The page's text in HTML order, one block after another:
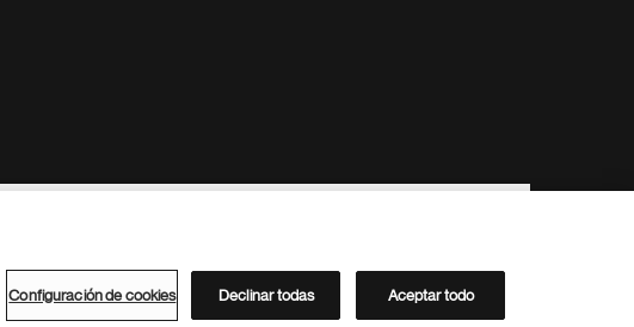
Directorio de Novartis
Configuración de cookies Declinar todas Aceptar todo